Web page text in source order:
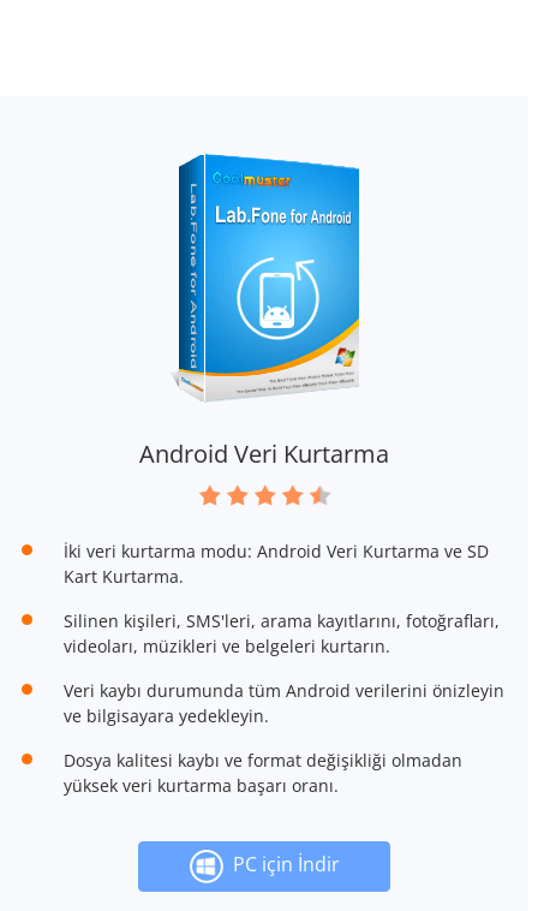
Android Veri Kurtarma
İki veri kurtarma modu: Android Veri Kurtarma ve SD
Kart Kurtarma.
Silinen kişileri, SMS'leri, arama kayıtlarını, fotoğrafları,
videoları, müzikleri ve belgeleri kurtarın.
Veri kaybı durumunda tüm Android verilerini önizleyin
ve bilgisayara yedekleyin.
Dosya kalitesi kaybı ve format değişikliği olmadan
yüksek veri kurtarma başarı oranı.
PC için İndir